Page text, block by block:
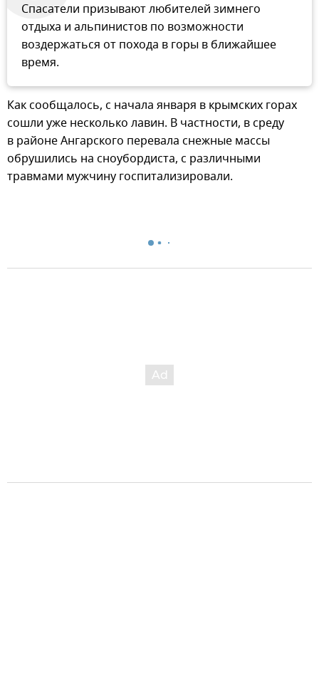
Спасатели призывают любителей зимнего
отдыха и альпинистов по возможности
воздержаться от похода в горы в ближайшее
время.
Как сообщалось, с начала января в крымских горах
сошли уже несколько лавин. В частности, в среду
в районе Ангарского перевала снежные массы
обрушились на сноубордиста, с различными
травмами мужчину госпитализировали.